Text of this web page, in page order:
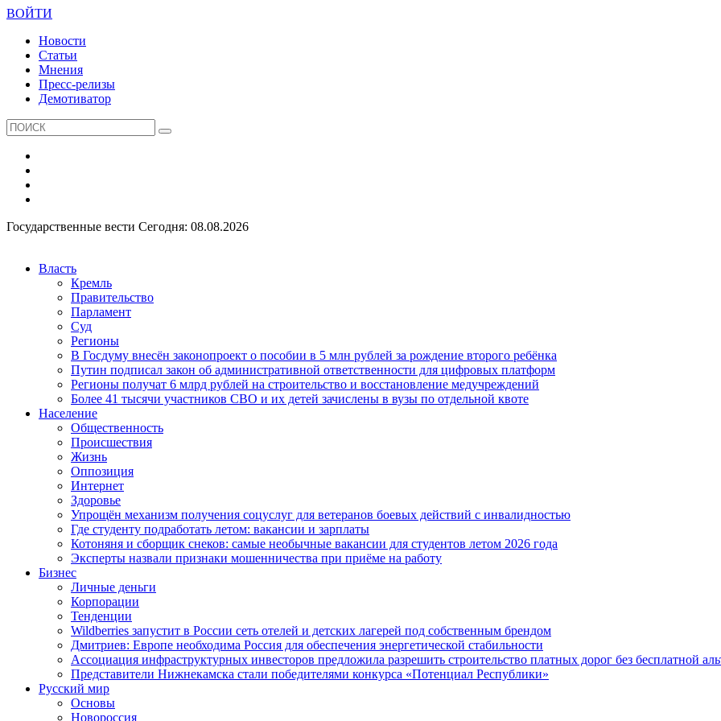
ВОЙТИ
Новости
Статьи
Мнения
Пресс-релизы
Демотиватор
Государственные вести Сегодня: 08.08.2026
Власть
Кремль
Правительство
Парламент
Суд
Регионы
В Госдуму внесён законопроект о пособии в 5 млн рублей за рождение второго ребёнка
Путин подписал закон об административной ответственности для цифровых платформ
Регионы получат 6 млрд рублей на строительство и восстановление медучреждений
Более 41 тысячи участников СВО и их детей зачислены в вузы по отдельной квоте
Население
Общественность
Происшествия
Жизнь
Оппозиция
Интернет
Здоровье
Упрощён механизм получения соцуслуг для ветеранов боевых действий с инвалидностью
Где студенту подработать летом: вакансии и зарплаты
Котоняня и сборщик снеков: самые необычные вакансии для студентов летом 2026 года
Эксперты назвали признаки мошенничества при приёме на работу
Бизнес
Личные деньги
Корпорации
Тенденции
Wildberries запустит в России сеть отелей и детских лагерей под собственным брендом
Дмитриев: Европе необходима Россия для обеспечения энергетической стабильности
Ассоциация инфраструктурных инвесторов предложила разрешить строительство платных дорог без бесплатной
Представители Нижнекамска стали победителями конкурса «Потенциал Республики»
Русский мир
Основы
Новороссия